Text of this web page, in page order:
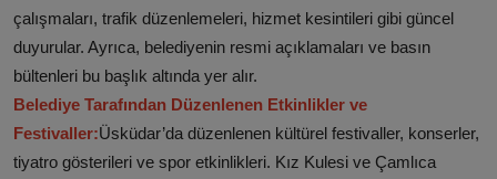
çalışmaları, trafik düzenlemeleri, hizmet kesintileri gibi güncel
duyurular. Ayrıca, belediyenin resmi açıklamaları ve basın
bültenleri bu başlık altında yer alır.
Belediye Tarafından Düzenlenen Etkinlikler ve
Festivaller:Üsküdar’da düzenlenen kültürel festivaller, konserler,
tiyatro gösterileri ve spor etkinlikleri. Kız Kulesi ve Çamlıca